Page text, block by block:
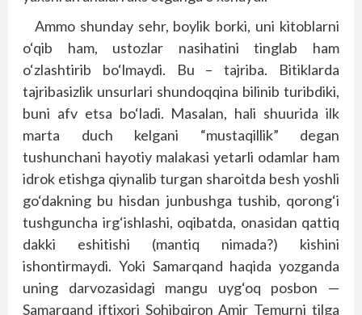
Ammo shunday sehr, boylik borki, uni kitoblarni
o‘qib ham, ustozlar nasihatini tinglab ham
o‘zlashtirib bo‘lmaydi. Bu – tajriba. Bitiklarda
tajribasizlik unsurlari shundoqqina bilinib turibdiki,
buni afv etsa bo‘ladi. Masalan, hali shuurida ilk
marta duch kelgani “mustaqillik” degan
tushunchani hayotiy malakasi yetarli odamlar ham
idrok etishga qiynalib turgan sharoitda besh yoshli
go‘dakning bu hisdan junbushga tushib, qorong‘i
tushguncha irg‘ishlashi, oqibatda, onasidan qattiq
dakki eshitishi (mantiq nimada?) kishini
ishontirmaydi. Yoki Samarqand haqida yozganda
uning darvozasidagi mangu uyg‘oq posbon —
Samarqand iftixori Sohibqiron Amir Temurni tilga